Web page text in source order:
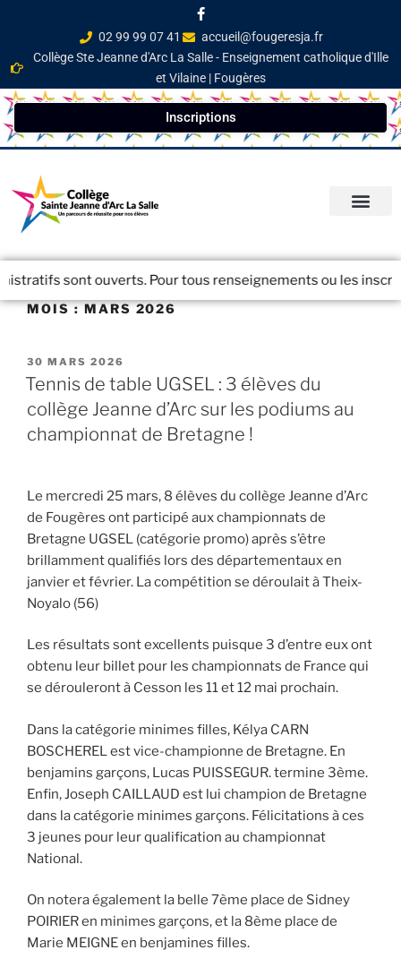
02 99 99 07 41
accueil@fougeresja.fr
Collège Ste Jeanne d'Arc La Salle - Enseignement catholique d'Ille
et Vilaine | Fougères
Inscriptions
sont ouverts. Pour tous renseignements ou les inscriptions
MOIS :MARS 2026
30 MARS 2026
Tennis de table UGSEL : 3 élèves du
collège Jeanne d’Arc sur les podiums au
championnat de Bretagne !
Le mercredi 25 mars, 8 élèves du collège Jeanne d’Arc
de Fougères ont participé aux championnats de
Bretagne UGSEL (catégorie promo) après s’être
brillamment qualifiés lors des départementaux en
janvier et février. La compétition se déroulait à Theix-
Noyalo (56)
Les résultats sont excellents puisque 3 d’entre eux ont
obtenu leur billet pour les championnats de France qui
se dérouleront à Cesson les 11 et 12 mai prochain.
Dans la catégorie minimes filles, Kélya CARN
BOSCHEREL est vice-championne de Bretagne. En
benjamins garçons, Lucas PUISSEGUR. termine 3ème.
Enfin, Joseph CAILLAUD est lui champion de Bretagne
dans la catégorie minimes garçons. Félicitations à ces
3 jeunes pour leur qualification au championnat
National.
On notera également la belle 7ème place de Sidney
POIRIER en minimes garçons, et la 8ème place de
Marie MEIGNE en benjamines filles.